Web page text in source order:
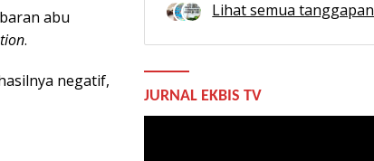
abu
.
negatif,
Lihat semua tanggapan
JURNAL EKBIS TV